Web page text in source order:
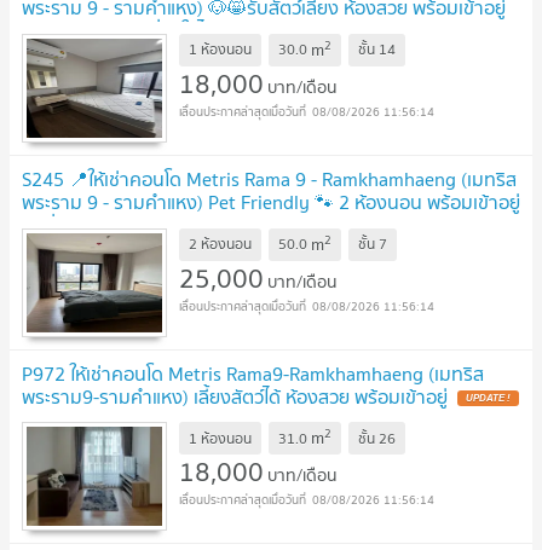
พระราม 9 - รามคำแหง) 🐶😸รับสัตว์เลี้ยง ห้องสวย พร้อมเข้าอยู่
เฟอร์นิเจอร์และเครื่องใช้ไฟฟ้าครบ
1 ห้องนอน 30.0 m2 ชั้น 14
18,000 บาท/เดือน
08/08/2026 11:56:14
S245 📍ให้เช่าคอนโด Metris Rama 9 - Ramkhamhaeng (เมทริส
พระราม 9 - รามคำแหง) Pet Friendly 🐾 2 ห้องนอน พร้อมเข้าอยู่
วันที่ 25 ก.ค. UPDATE !
2 ห้องนอน 50.0 m2 ชั้น 7
25,000 บาท/เดือน
08/08/2026 11:56:14
P972 ให้เช่าคอนโด Metris Rama9-Ramkhamhaeng (เมทริส
พระราม9-รามคำแหง) เลี้ยงสัตว์ได้ ห้องสวย พร้อมเข้าอยู่ UPDATE !
1 ห้องนอน 31.0 m2 ชั้น26
18,000 บาท/เดือน
08/08/2026 11:56:14